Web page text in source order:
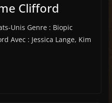
Clifford
Unis Genre : Biopic
Avec : Jessica Lange, Kim